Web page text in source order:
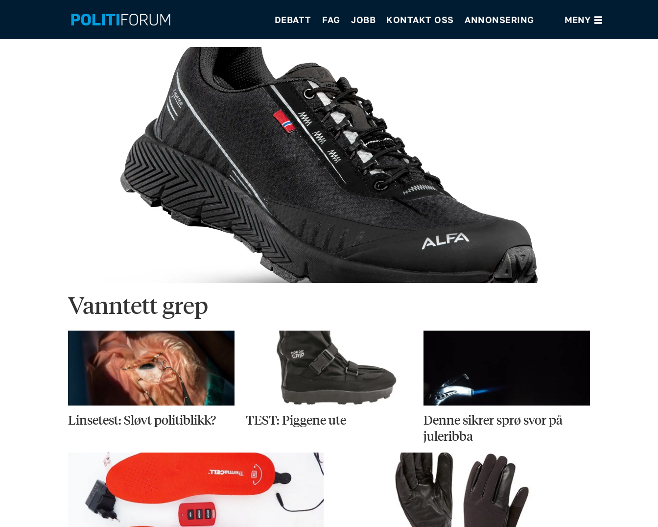
DEBATT FAG JOBB KONTAKT OSS ANNONSERING
Vanntett grep
Linsetest: Sløvt politiblikk? TEST: Piggene ute
Denne sikrer sprø svor på
juleribba